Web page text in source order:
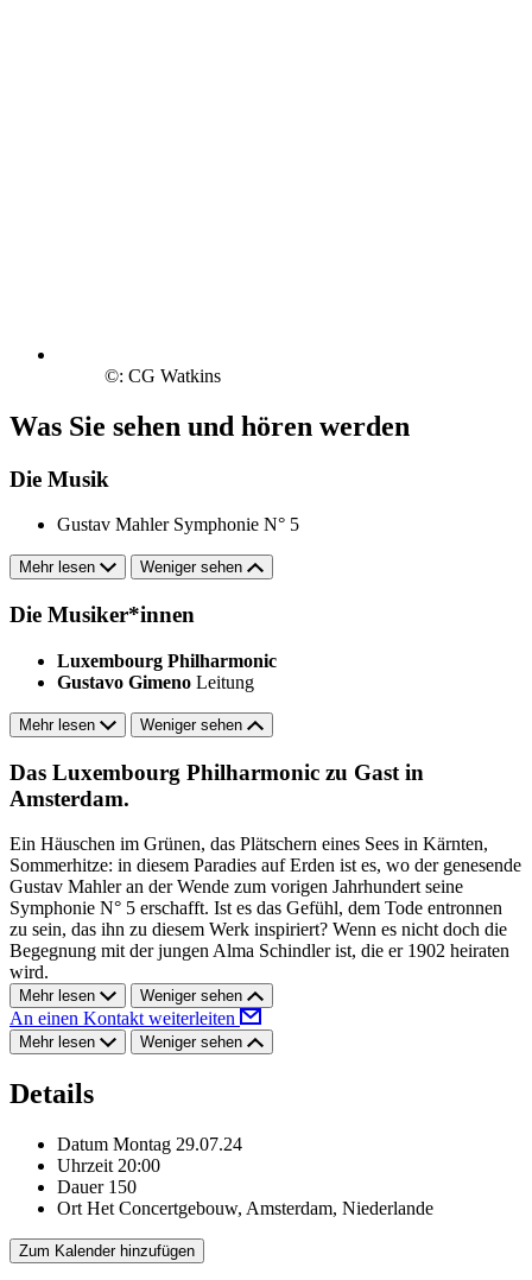
©: CG Watkins
Was Sie sehen und hören werden
Die Musik
Gustav Mahler Symphonie N° 5
Mehr lesen Weniger sehen
Die Musiker*innen
Luxembourg Philharmonic
Gustavo Gimeno Leitung
Mehr lesen Weniger sehen
Das Luxembourg Philharmonic zu Gast in
Amsterdam.
Ein Häuschen im Grünen, das Plätschern eines Sees in Kärnten,
Sommerhitze: in diesem Paradies auf Erden ist es, wo der genesende
Gustav Mahler an der Wende zum vorigen Jahrhundert seine
Symphonie N° 5 erschafft. Ist es das Gefühl, dem Tode entronnen
zu sein, das ihn zu diesem Werk inspiriert? Wenn es nicht doch die
Begegnung mit der jungen Alma Schindler ist, die er 1902 heiraten
wird.
Mehr lesen Weniger sehen
An einen Kontakt weiterleiten
Mehr lesen Weniger sehen
Details
Datum Montag 29.07.24
Uhrzeit 20:00
Dauer 150
Ort Het Concertgebouw, Amsterdam, Niederlande
Zum Kalender hinzufügen